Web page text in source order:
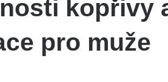
kopřivy
pro muže